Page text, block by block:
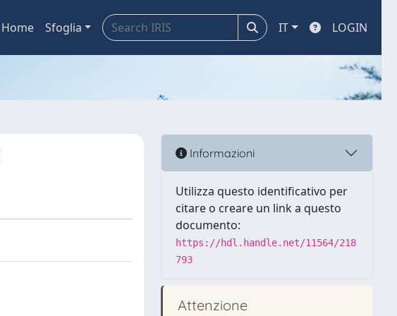
Home Sfoglia IT LOGIN
Informazioni
Utilizza questo identificativo per
citare o creare un link a questo
documento:
https://hdl.handle.net/11564/218
793
Attenzione